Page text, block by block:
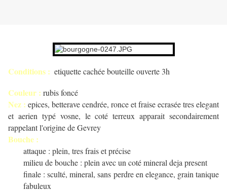
Conditions : etiquette cachée bouteille ouverte 3h
Couleur : rubis foncé
Nez : epices, betterave cendrée, ronce et fraise ecrasée tres elegant
et aerien typé vosne, le coté terreux apparait secondairement
rappelant l'origine de Gevrey
Bouche :
attaque : plein, tres frais et précise
milieu de bouche : plein avec un coté mineral deja present
finale : sculté, mineral, sans perdre en elegance, grain tanique
fabuleux